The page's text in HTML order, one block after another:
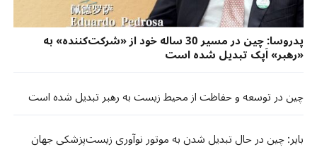
پدروسا: چین در مسیر 30 ساله خود از «شرکت‌کننده» به
«رهبر» اَپک تبدیل شده است
چین در توسعه و حفاظت از محیط زیست به رهبر تبدیل شده است
بایر: چین در حال تبدیل شدن به موتور نوآوری زیست‌پزشکی جهان